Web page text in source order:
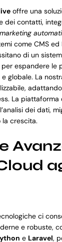
offre una
dei contatti,
come CMS ed
di un
espandere le
globale. La
La piattaforma
dei dati,
la crescita.
ci
e robuste,
e Laravel,